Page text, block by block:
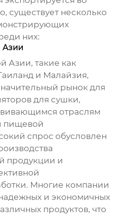
существует несколько
них:
Азии
Азии, такие как
и Малайзия,
рынок для
для сушки,
отраслям
пищевой
спрос обусловлен
продукции и
Многие компании
и экономичных
продуктов, что